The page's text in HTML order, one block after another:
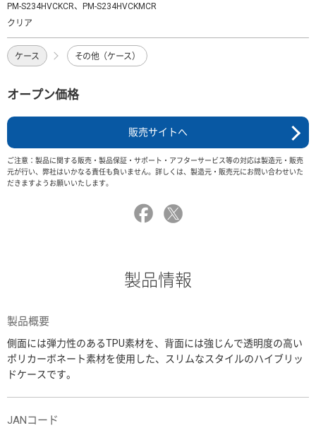
PM-S234HVCKCR、PM-S234HVCKMCR
クリア
ケース その他（ケース）
オープン価格
販売サイトへ
ご注意：製品に関する販売・製品保証・サポート・アフターサービス等の対応は製造元・販売
元が行い、弊社はいかなる責任も負いません。詳しくは、製造元・販売元にお問い合わせいた
だきますようお願いいたします。
製品情報
製品概要
側面には弾力性のあるTPU素材を、背面には強じんで透明度の高い
ポリカーボネート素材を使用した、スリムなスタイルのハイブリッ
ドケースです。
JANコード